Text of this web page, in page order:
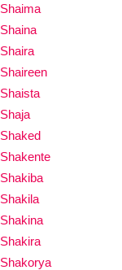
Shaima
Shaina
Shaira
Shaireen
Shaista
Shaja
Shaked
Shakente
Shakiba
Shakila
Shakina
Shakira
Shakorya